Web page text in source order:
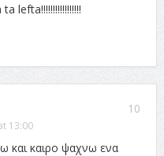
lefta!!!!!!!!!!!!!!!!!
10
13:00
και καιρο ψαχνω ενα